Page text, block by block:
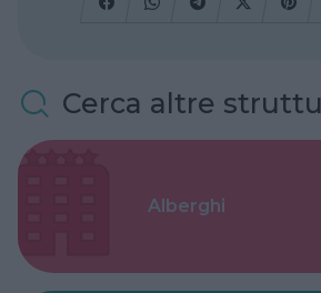
Cerca altre
Alberghi